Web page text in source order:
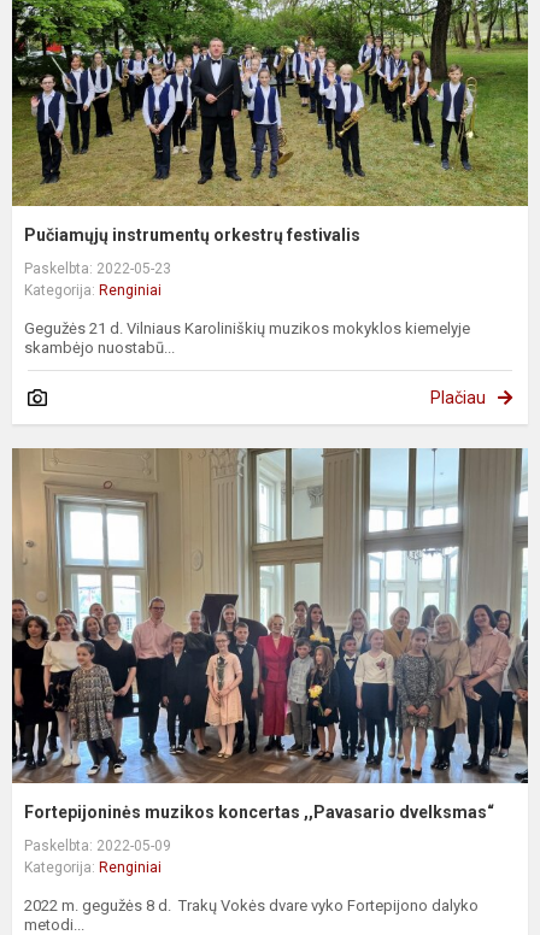
Pučiamųjų instrumentų orkestrų festivalis
Paskelbta: 2022-05-23
Kategorija: Renginiai
Gegužės 21 d. Vilniaus Karoliniškių muzikos mokyklos kiemelyje
skambėjo nuostabū...
Plačiau
Fortepijoninės muzikos koncertas ,,Pavasario dvelksmas“
Paskelbta: 2022-05-09
Kategorija: Renginiai
2022 m. gegužės 8 d. Trakų Vokės dvare vyko Fortepijono dalyko
metodi...